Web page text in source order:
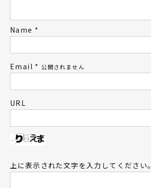
Name *
Email * 公開されません
URL
上に表示された文字を入力してください。